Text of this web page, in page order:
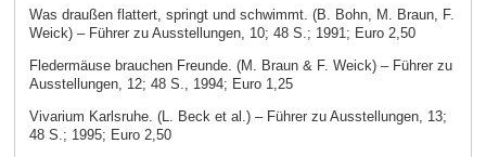
Was draußen flattert, springt und schwimmt. (B. Bohn, M. Braun, F.
Weick) – Führer zu Ausstellungen, 10; 48 S.; 1991; Euro 2,50
Fledermäuse brauchen Freunde. (M. Braun & F. Weick) – Führer zu
Ausstellungen, 12; 48 S., 1994; Euro 1,25
Vivarium Karlsruhe. (L. Beck et al.) – Führer zu Ausstellungen, 13;
48 S.; 1995; Euro 2,50